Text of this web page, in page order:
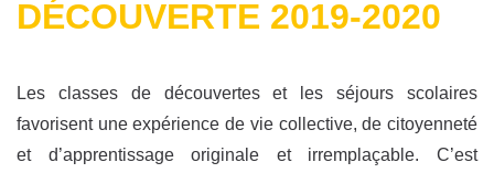
DÉCOUVERTE 2019-2020
Les classes de découvertes et les séjours scolaires
favorisent une expérience de vie collective, de citoyenneté
et d’apprentissage originale et irremplaçable. C’est